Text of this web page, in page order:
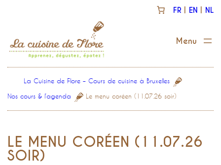
FR EN NL
La Cuisine de Flore – Cours de cuisine à Bruxelles
Nos cours & l’agenda
Le menu coréen (11.07.26 soir)
LE MENU CORÉEN (11.07.26
SOIR)